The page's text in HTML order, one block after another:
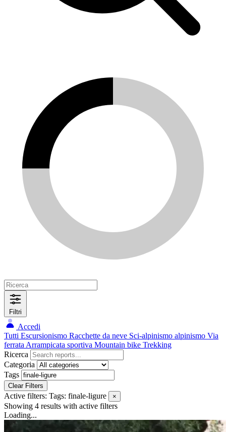
Filtri
Accedi
Tutti Escursionismo Racchette da neve Sci-alpinismo alpinismo Via
ferrata Arrampicata sportiva Mountain bike Trekking
Ricerca
Categoria
Tags
Clear Filters
Active filters: Tags: finale-ligure ×
Showing 4 results with active filters
Loading...